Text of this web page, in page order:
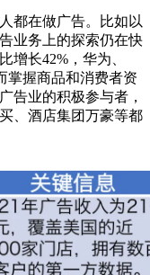
都在做广告。比如以
业务上的探索仍在快
长42%，华为、
掌握商品和消费者资
告业的积极参与者，
、酒店集团万豪等都